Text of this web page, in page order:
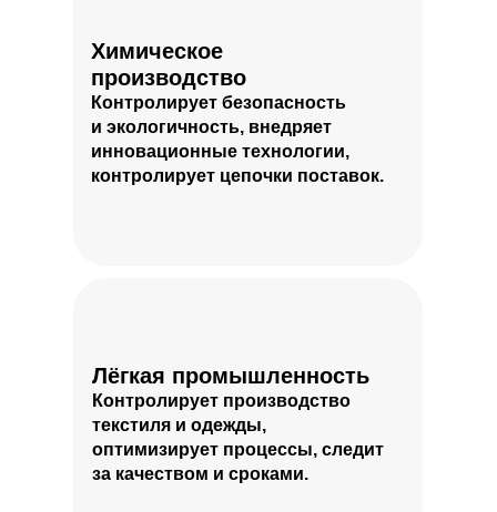
Лёгкая промышленность
Контролирует производство
текстиля и одежды,
оптимизирует процессы, следит
за качеством и сроками.
Химическое
производство
Контролирует безопасность
и экологичность, внедряет
инновационные технологии,
контролирует цепочки поставок.